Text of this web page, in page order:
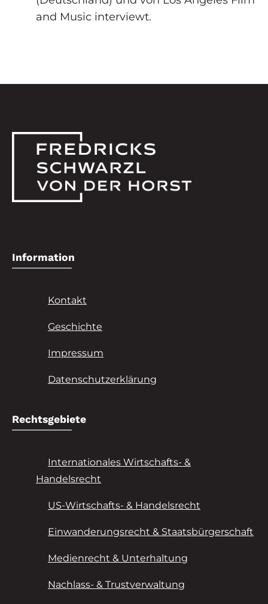
and Music interviewt.
Information
Kontakt
Geschichte
Impressum
Datenschutzerklärung
Rechtsgebiete
Internationales Wirtschafts- &
Handelsrecht
US-Wirtschafts- & Handelsrecht
Einwanderungsrecht & Staatsbürgerschaft
Medienrecht & Unterhaltung
Nachlass- & Trustverwaltung